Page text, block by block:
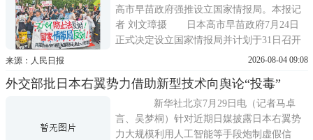
高市早苗政府强推设立国家情报局。本报记
者 刘文璋摄 日本高市早苗政府7月24日
正式决定设立国家情报局并计划于31日召开
首次国家情报会议。这是日本二战后情报体
量，实质上却是在打造服务于军事扩张的新
战前情报体系，暴露出日本右翼势力日益膨
胀的军国主义野心。高市政府无视
来源：人民日报 2026-08-04 09:08
外交部批日本右翼势力借助新型技术向舆论“投毒”
新华社北京7月29日电（记者马卓
言、吴梦桐）针对近期日媒披露日本右翼势
力大规模利用人工智能等手段炮制虚假信